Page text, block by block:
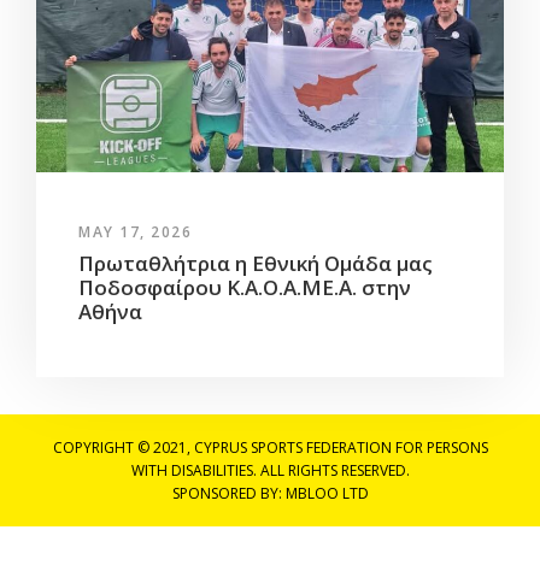
MAY 17, 2026
Πρωταθλήτρια η Εθνική Ομάδα μας
Ποδοσφαίρου Κ.Α.Ο.Α.ΜΕ.Α. στην
Αθήνα
COPYRIGHT © 2021, CYPRUS SPORTS FEDERATION FOR PERSONS
WITH DISABILITIES. ALL RIGHTS RESERVED.
SPONSORED BY: MBLOO LTD